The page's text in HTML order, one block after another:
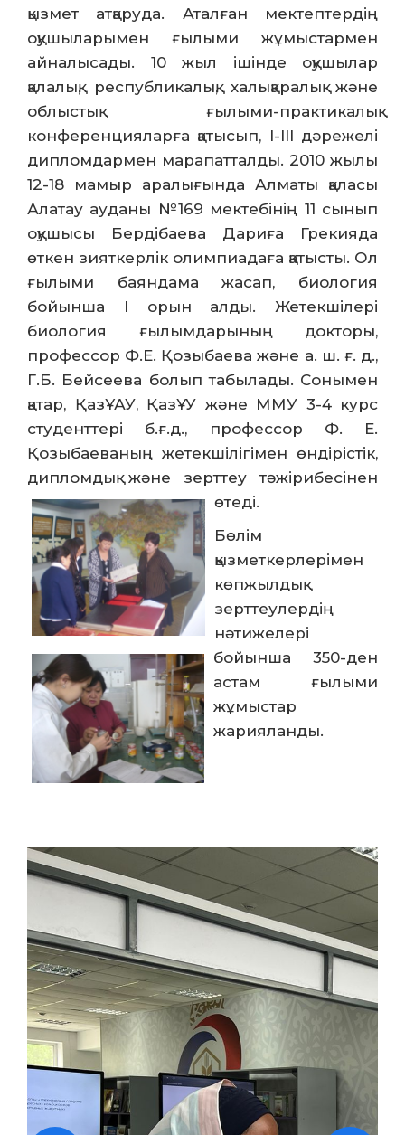
қызмет атқаруда. Аталған мектептердің
оқушыларымен ғылыми жұмыстармен
айналысады. 10 жыл ішінде оқушылар
қалалық, республикалық, халықаралық және
облыстық ғылыми-практикалық
конференцияларға қатысып, I-III дәрежелі
дипломдармен марапатталды. 2010 жылы
12-18 мамыр аралығында Алматы қаласы
Алатау ауданы №169 мектебінің 11 сынып
оқушысы Бердібаева Дариға Грекияда
өткен зияткерлік олимпиадаға қатысты. Ол
ғылыми баяндама жасап, биология
бойынша I орын алды. Жетекшілері
биология ғылымдарының докторы,
профессор Ф.Е. Қозыбаева және а. ш. ғ. д.,
Г.Б. Бейсеева болып табылады. Сонымен
қатар, ҚазҰАУ, ҚазҰУ және ММУ 3-4 курс
студенттері б.ғ.д., профессор Ф. Е.
Қозыбаеваның жетекшілігімен өндірістік,
дипломдық және зерттеу тәжірибесінен
өтеді.
Бөлім
қызметкерлерімен
көпжылдық
зерттеулердің
нәтижелері
бойынша 350-ден
астам ғылыми
жұмыстар
жарияланды.